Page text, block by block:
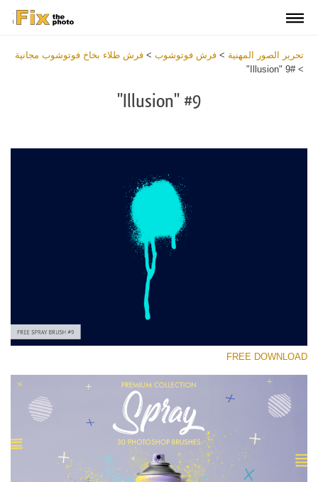
تحرير الصور المهنية > فرش فوتوشوب > فرش طلاء بخاخ فوتوشوب مجانية
>
#9 "Illusion"
#9 "Illusion"
رجاء اختر
Free Ps Brush #9
Spray Brushes
View the Full Collection
FREE DOWNLOAD